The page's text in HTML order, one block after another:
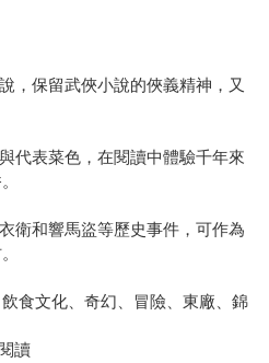
，保留武俠小說的俠義精神，又
代表菜色，在閱讀中體驗千年來
衛和響馬盜等歷史事件，可作為
食文化、奇幻、冒險、東廠、錦
讀